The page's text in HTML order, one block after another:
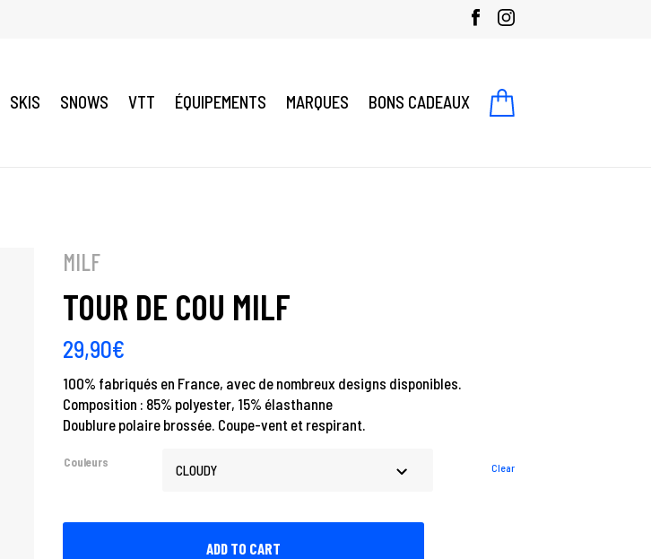
SKIS SNOWS VTT ÉQUIPEMENTS MARQUES BONS CADEAUX
MILF
TOUR DE COU MILF
29,90€
100% fabriqués en France, avec de nombreux designs disponibles.
Composition : 85% polyester, 15% élasthanne
Doublure polaire brossée. Coupe-vent et respirant.
Couleurs Clear
ADD TO CART